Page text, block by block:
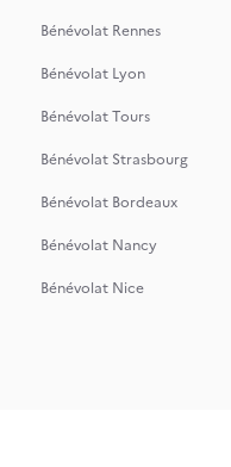
Bénévolat Rennes
Bénévolat Lyon
Bénévolat Tours
Bénévolat Strasbourg
Bénévolat Bordeaux
Bénévolat Nancy
Bénévolat Nice